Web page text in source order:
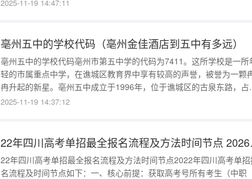
2025-11-19 14:47:11
亳州五中的学校代码（亳州金佳酒店到五中有多远）
亳州五中的学校代码亳州市第五中学的代码为7411。这所学校是一所
轻的市属重点中学，在谯城区教育界中享有较高的声誉，被誉为一颗
冉升起的新星。亳州五中成立于1996年，位于谯城区的古泉东路，占
99.8亩。学校布局合理，环境优美，是亳州市内著名的花园式单位。亳
认可
2025-11-19 14:37:12
22年四
22年四川高考单招最全报名流程及方法时间节点2022年四川高考单招
名流程及时间节点如下：一、核心前提：获取高考号所有考生（中职